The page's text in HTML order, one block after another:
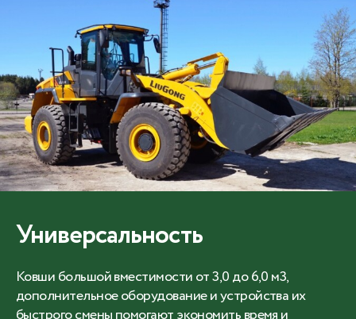
Универсальность
Ковши большой вместимости от 3,0 до 6,0 м3,
дополнительное оборудование и устройства их